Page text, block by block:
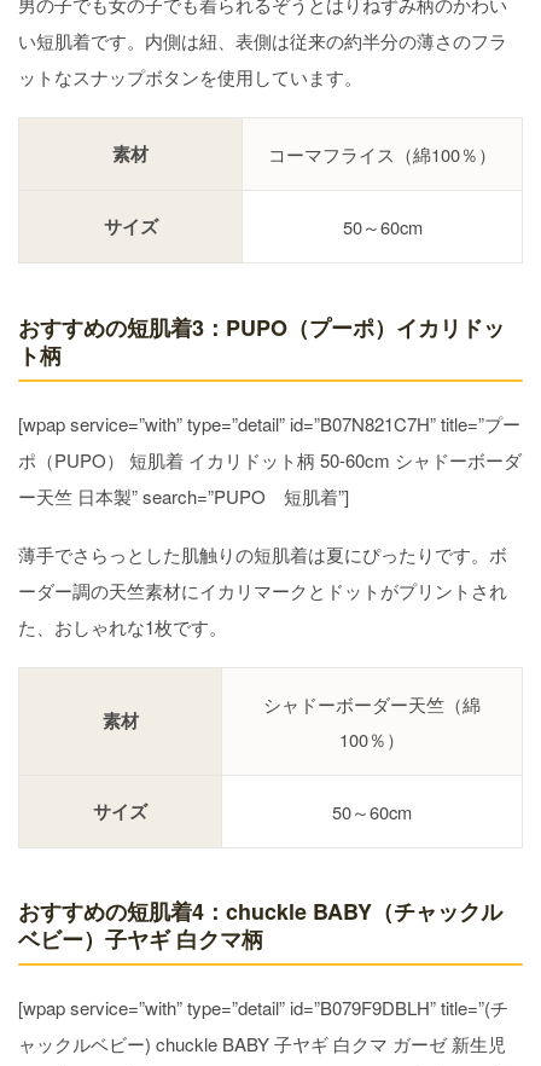
い短肌着です。内側は紐、表側は従来の約半分の薄さのフラ
ットなスナップボタンを使用しています。
素材 コーマフライス（綿100％）
サイズ 50～60cm
おすすめの短肌着3：PUPO（プーポ）イカリドッ
ト柄
[wpap service=”with” type=”detail” id=”B07N821C7H” title=”プー
ポ（PUPO） 短肌着 イカリドット柄 50-60cm シャドーボーダ
ー天竺 日本製” search=”PUPO 短肌着”]
薄手でさらっとした肌触りの短肌着は夏にぴったりです。ボ
ーダー調の天竺素材にイカリマークとドットがプリントされ
た、おしゃれな1枚です。
素材
シャドーボーダー天竺（綿
100％）
サイズ 50～60cm
おすすめの短肌着4：chuckle BABY（チャックル
ベビー）子ヤギ 白クマ柄
[wpap service=”with” type=”detail” id=”B079F9DBLH” title=”(チ
ャックルベビー) chuckle BABY 子ヤギ 白クマ ガーゼ 新生児